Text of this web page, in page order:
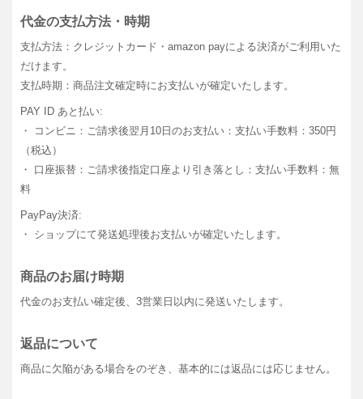
代金の支払方法・時期
支払方法：クレジットカード・amazon payによる決済がご利用いた
だけます。
支払時期：商品注文確定時にお支払いが確定いたします。
PAY ID あと払い:
・ コンビニ：ご請求後翌月10日のお支払い：支払い手数料：350円
（税込）
・ 口座振替：ご請求後指定口座より引き落とし：支払い手数料：無
料
PayPay決済:
・ ショップにて発送処理後お支払いが確定いたします。
商品のお届け時期
代金のお支払い確定後、3営業日以内に発送いたします。
返品について
商品に欠陥がある場合をのぞき、基本的には返品には応じません。